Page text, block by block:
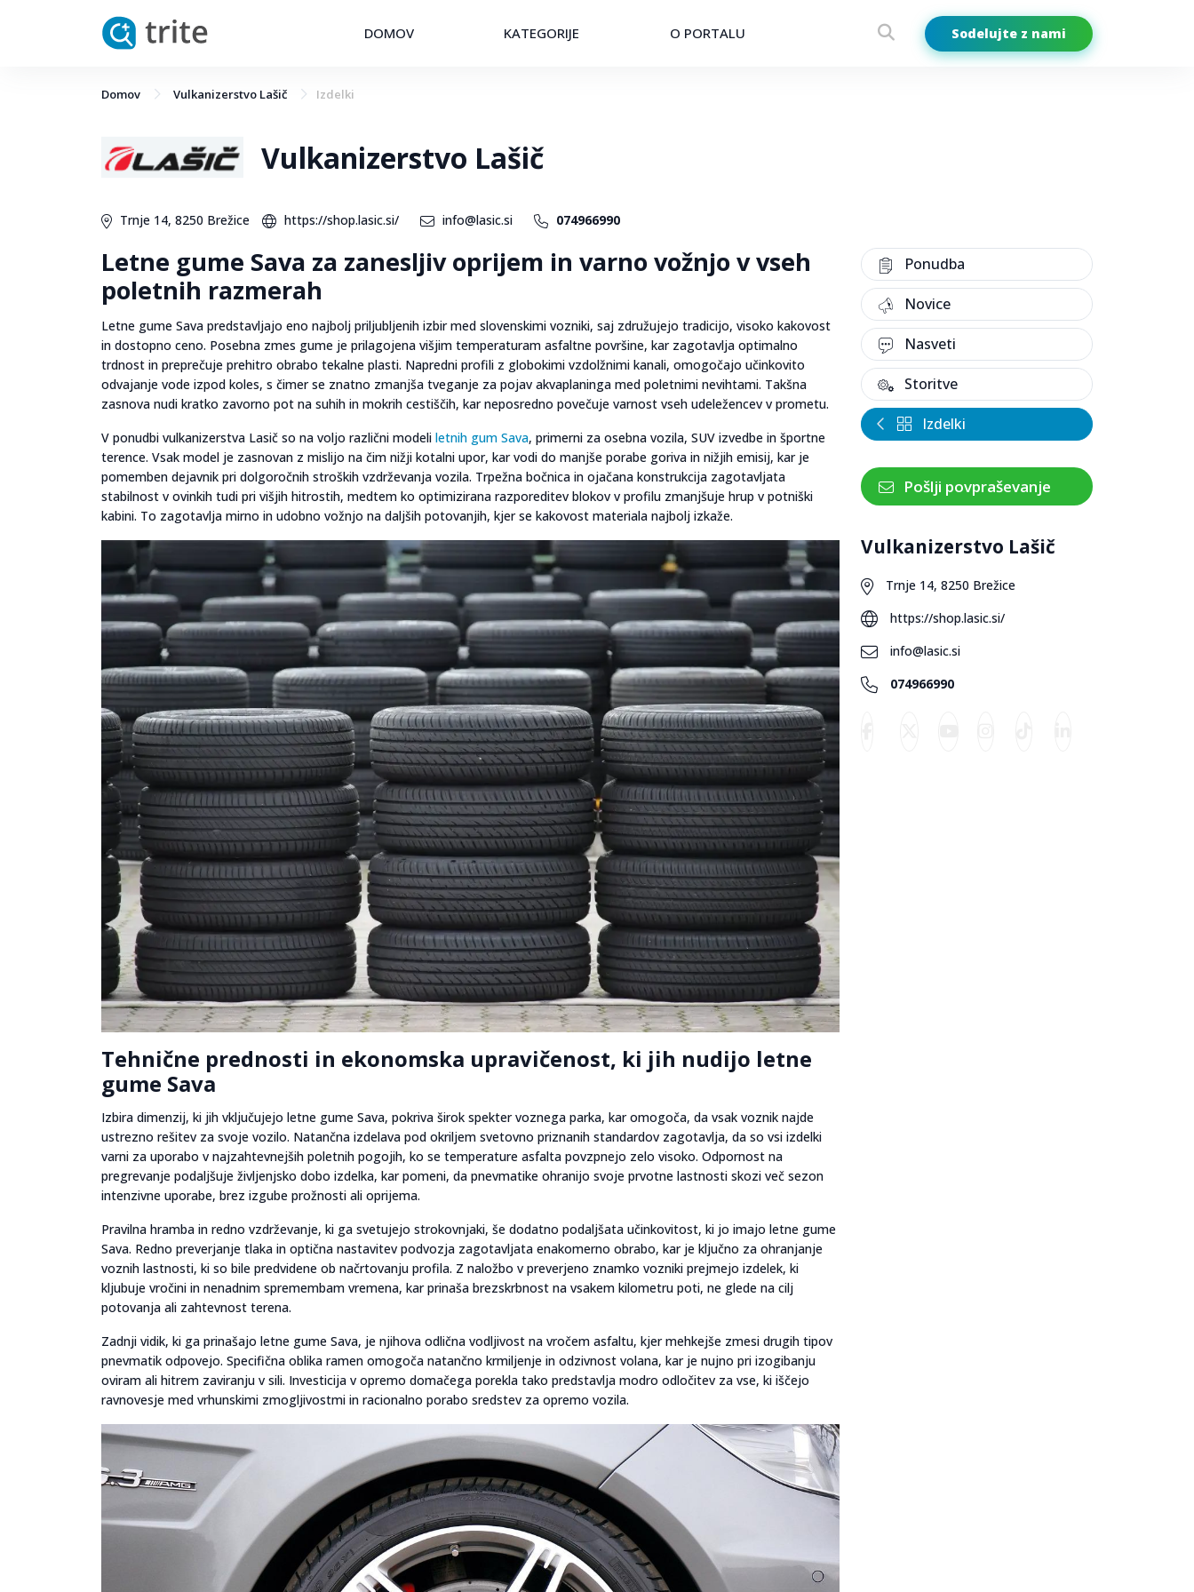
DOMOV KATEGORIJE O PORTALU Sodelujte z nami
Domov Vulkanizerstvo Lašič Izdelki
Vulkanizerstvo Lašič
Trnje 14, 8250 Brežice https://shop.lasic.si/ info@lasic.si 074966990
Letne gume Sava za zanesljiv oprijem in varno vožnjo v vseh
poletnih razmerah
Letne gume Sava predstavljajo eno najbolj priljubljenih izbir med slovenskimi vozniki, saj združujejo tradicijo, visoko kakovost
in dostopno ceno. Posebna zmes gume je prilagojena višjim temperaturam asfaltne površine, kar zagotavlja optimalno
trdnost in preprečuje prehitro obrabo tekalne plasti. Napredni profili z globokimi vzdolžnimi kanali, omogočajo učinkovito
odvajanje vode izpod koles, s čimer se znatno zmanjša tveganje za pojav akvaplaninga med poletnimi nevihtami. Takšna
zasnova nudi kratko zavorno pot na suhih in mokrih cestiščih, kar neposredno povečuje varnost vseh udeležencev v prometu.
V ponudbi vulkanizerstva Lasič so na voljo različni modeli letnih gum Sava, primerni za osebna vozila, SUV izvedbe in športne
terence. Vsak model je zasnovan z mislijo na čim nižji kotalni upor, kar vodi do manjše porabe goriva in nižjih emisij, kar je
pomemben dejavnik pri dolgoročnih stroških vzdrževanja vozila. Trpežna bočnica in ojačana konstrukcija zagotavljata
stabilnost v ovinkih tudi pri višjih hitrostih, medtem ko optimizirana razporeditev blokov v profilu zmanjšuje hrup v potniški
kabini. To zagotavlja mirno in udobno vožnjo na daljših potovanjih, kjer se kakovost materiala najbolj izkaže.
Tehnične prednosti in ekonomska upravičenost, ki jih nudijo letne
gume Sava
Izbira dimenzij, ki jih vključujejo letne gume Sava, pokriva širok spekter voznega parka, kar omogoča, da vsak voznik najde
ustrezno rešitev za svoje vozilo. Natančna izdelava pod okriljem svetovno priznanih standardov zagotavlja, da so vsi izdelki
varni za uporabo v najzahtevnejših poletnih pogojih, ko se temperature asfalta povzpnejo zelo visoko. Odpornost na
pregrevanje podaljšuje življenjsko dobo izdelka, kar pomeni, da pnevmatike ohranijo svoje prvotne lastnosti skozi več sezon
intenzivne uporabe, brez izgube prožnosti ali oprijema.
Pravilna hramba in redno vzdrževanje, ki ga svetujejo strokovnjaki, še dodatno podaljšata učinkovitost, ki jo imajo letne gume
Sava. Redno preverjanje tlaka in optična nastavitev podvozja zagotavljata enakomerno obrabo, kar je ključno za ohranjanje
voznih lastnosti, ki so bile predvidene ob načrtovanju profila. Z naložbo v preverjeno znamko vozniki prejmejo izdelek, ki
kljubuje vročini in nenadnim spremembam vremena, kar prinaša brezskrbnost na vsakem kilometru poti, ne glede na cilj
potovanja ali zahtevnost terena.
Zadnji vidik, ki ga prinašajo letne gume Sava, je njihova odlična vodljivost na vročem asfaltu, kjer mehkejše zmesi drugih tipov
pnevmatik odpovejo. Specifična oblika ramen omogoča natančno krmiljenje in odzivnost volana, kar je nujno pri izogibanju
oviram ali hitrem zaviranju v sili. Investicija v opremo domačega porekla tako predstavlja modro odločitev za vse, ki iščejo
ravnovesje med vrhunskimi zmogljivostmi in racionalno porabo sredstev za opremo vozila.
Ponudba
Novice
Nasveti
Storitve
Izdelki
Pošlji povpraševanje
Vulkanizerstvo Lašič
Trnje 14, 8250 Brežice
https://shop.lasic.si/
info@lasic.si
074966990